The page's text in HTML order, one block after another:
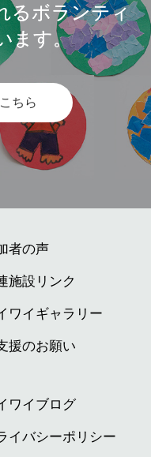
るボランティ
ます。
ちら
者の声
施設リンク
ワイギャラリー
援のお願い
ワイブログ
イバシーポリシー